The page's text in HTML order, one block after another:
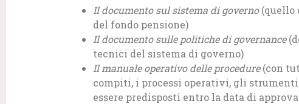
Il documento sul sistema di governo(quello
del fondo pensione)
Il documento sulle politiche di governance
tecnici del sistema di governo)
Il manuale operativo delle procedure(con
compiti, i processi operativi, gli
essere predisposti entro la data di